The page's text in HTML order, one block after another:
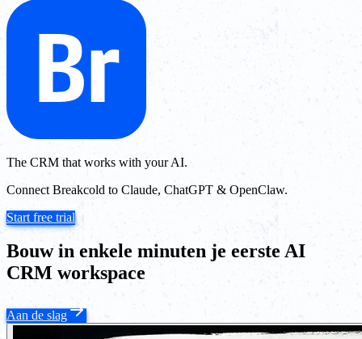
The CRM that works with your AI.
Connect Breakcold to Claude, ChatGPT & OpenClaw.
Start free trial
Bouw in enkele minuten je eerste AI
CRM workspace
Aan de slag